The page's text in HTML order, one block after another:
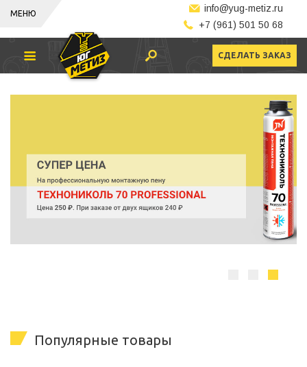
МЕНЮ
info@yug-metiz.ru
+7 (961) 501 50 68
СДЕЛАТЬ ЗАКАЗ
Популярные товары